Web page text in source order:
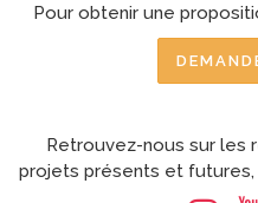
Pour obtenir une
Retrouvez-nous sur les
projets présents et